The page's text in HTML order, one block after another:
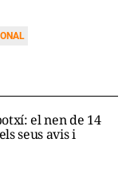
el nen de 14
seus avis i